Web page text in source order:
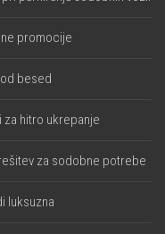
promocije
besed
za hitro ukrepanje
za sodobne potrebe
luksuzna